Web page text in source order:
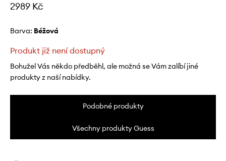
2989 Kč
Barva: béžová
Produkt již není dostupný
Bohužel Vás někdo předběhl, ale možná se Vám zalíbí jiné
produkty z naší nabídky.
Podobné produkty
Všechny produkty Guess